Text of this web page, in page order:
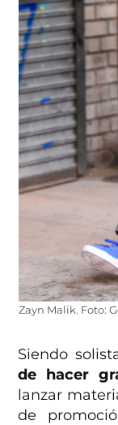
Zayn Malik. Foto:
Siendo
de hacer
lanzar
de